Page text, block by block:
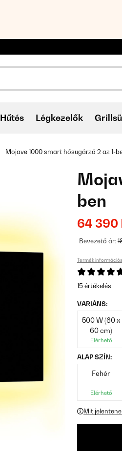
Hűtés Légkezelők
Mojave 1000 smart hősugárzó 2 az 1-
ben
64 390
Bevezető ár:
Termék
15 értékelés
VARIÁNS:
500 W (60 x
60 cm)
Elérhető
ALAP SZÍN:
Fehér
Elérhető
Mit